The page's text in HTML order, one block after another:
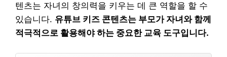
텐츠는 자녀의 창의력을 키우는 데 큰 역할을 할 수
있습니다. 유튜브 키즈 콘텐츠는 부모가 자녀와 함께
적극적으로 활용해야 하는 중요한 교육 도구입니다.